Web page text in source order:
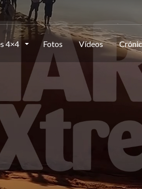
4×4 Fotos Vídeos